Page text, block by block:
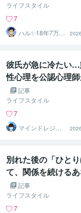
ライフスタイル
7
ハル✨18年7万人
以上の実績×書籍
著者
彼氏が急に冷たい
性心理を公認心理
記事
ライフスタイル
7
マインドレジリ
エンス
別れた後の「ひと
て、関係を続ける
記事
ライフスタイル
7